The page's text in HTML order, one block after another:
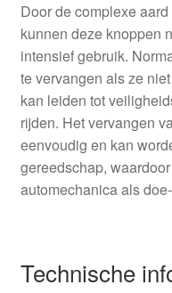
Door de complexe
kunnen deze knoppen
intensief gebruik.
te vervangen als ze
kan leiden tot
rijden. Het vervangen
eenvoudig en kan
gereedschap,
automechanica als
Technische